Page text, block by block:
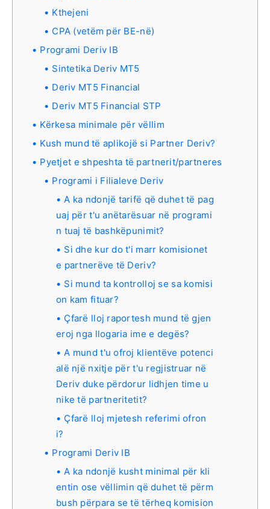
Kthejeni
CPA (vetëm për BE-në)
Programi Deriv IB
Sintetika Deriv MT5
Deriv MT5 Financial
Deriv MT5 Financial STP
Kërkesa minimale për vëllim
Kush mund të aplikojë si Partner Deriv?
Pyetjet e shpeshta të partnerit/partneres
Programi i Filialeve Deriv
A ka ndonjë tarifë që duhet të pag
uaj për t'u anëtarësuar në programi
n tuaj të bashkëpunimit?
Si dhe kur do t'i marr komisionet
e partnerëve të Deriv?
Si mund ta kontrolloj se sa komisi
on kam fituar?
Çfarë lloj raportesh mund të gjen
eroj nga llogaria ime e degës?
A mund t'u ofroj klientëve potenci
alë një nxitje për t'u regjistruar në
Deriv duke përdorur lidhjen time u
nike të partneritetit?
Çfarë lloj mjetesh referimi ofron
i?
Programi Deriv IB
A ka ndonjë kusht minimal për kli
entin ose vëllimin që duhet të përm
bush përpara se të tërheq komision